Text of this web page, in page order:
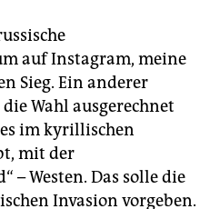
auf Instagram, meine
Sieg. Ein anderer
Wahl ausgerechnet
es im kyrillischen
mit der
– Westen. Das solle die
Invasion vorgeben.